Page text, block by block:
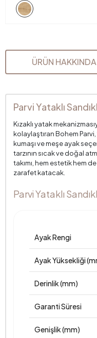
ÜRÜN HAKKINDA
Parvi Yataklı
Kızaklı yatak
kolaylaştıran Bohem
kumaşı ve meşe ayak
tarzının sıcak ve doğal
takımı, hem estetik hem
zarafet katacak.
Parvi Yataklı
Ayak Rengi
Ayak Yüksekliği
Derinlik (mm)
Garanti Süresi
Genişlik (mm)